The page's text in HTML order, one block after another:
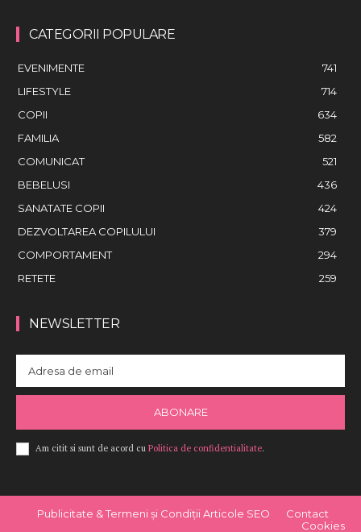
CATEGORII POPULARE
EVENIMENTE
741
LIFESTYLE
714
COPII
634
FAMILIA
582
COMUNICAT
521
BEBELUSI
436
SANATATE COPII
424
DEZVOLTAREA COPILULUI
379
COMPORTAMENT
294
RETETE
259
NEWSLETTER
ABONARE
Am citit si sunt de acord cu Politica de confidentialitate.
Publicitate & Termeni și Condiții Articole SEO
Contact
Cookies